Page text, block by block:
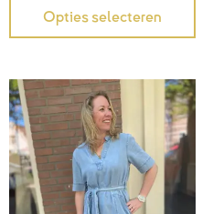
Opties selecteren